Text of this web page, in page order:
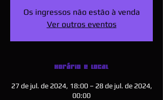
Os ingressos não estão à venda
Ver outros eventos
Horário e local
27 de jul. de 2024, 18:00 – 28 de jul. de 2024,
00:00